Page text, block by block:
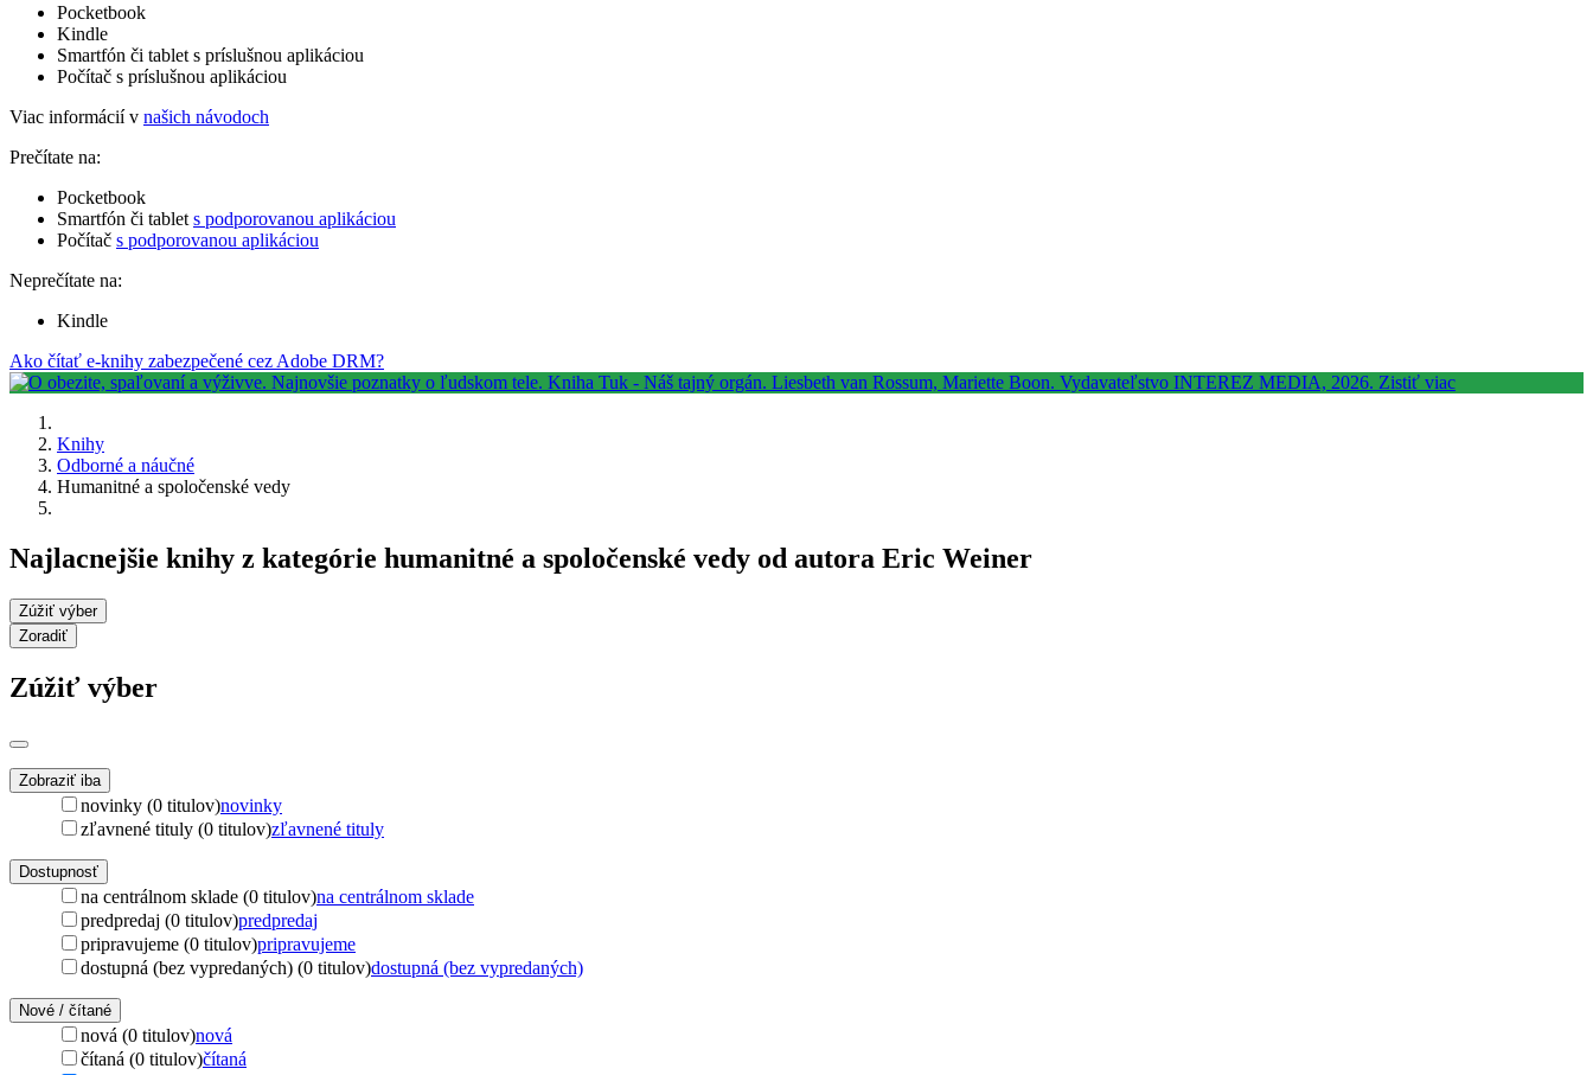
Pocketbook
Kindle
Smartfón či tablet s príslušnou aplikáciou
Počítač s príslušnou aplikáciou
Viac informácií v našich návodoch
Prečítate na:
Pocketbook
Smartfón či tablet s podporovanou aplikáciou
Počítač s podporovanou aplikáciou
Neprečítate na:
Kindle
Ako čítať e-knihy zabezpečené cez Adobe DRM?
Knihy
Odborné a náučné
Humanitné a spoločenské vedy
Najlacnejšie knihy z kategórie humanitné a spoločenské vedy od autora Eric Weiner
Zúžiť výber
Zoradiť
Zúžiť výber
Zobraziť iba
novinky (0 titulov)novinky
zľavnené tituly (0 titulov)zľavnené tituly
Dostupnosť
na centrálnom sklade (0 titulov)na centrálnom sklade
predpredaj (0 titulov)predpredaj
pripravujeme (0 titulov)pripravujeme
dostupná (bez vypredaných) (0 titulov)dostupná (bez vypredaných)
Nové / čítané
nová (0 titulov)nová
čítaná (0 titulov)čítaná